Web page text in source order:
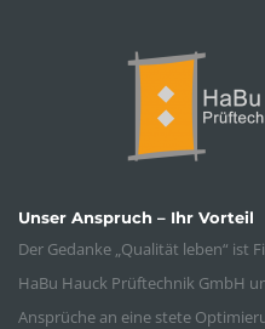
Unser Anspruch – Ihr Vorteil
Der Gedanke „Qualität leben“ ist
HaBu Hauck Prüftechnik GmbH
Ansprüche an eine stete